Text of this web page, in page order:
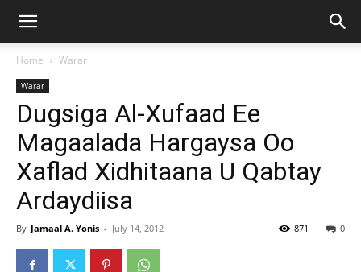
Home Warar
Warar
Dugsiga Al-Xufaad Ee
Magaalada Hargaysa Oo
Xaflad Xidhitaana U Qabtay
Ardaydiisa
By Jamaal A. Yonis - July 14, 2012 0
871